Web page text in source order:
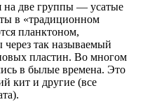
на две группы — усатые
в «традиционном
планктоном,
так называемый
пластин. Во многом
в былые времена. Это
кит и другие (все